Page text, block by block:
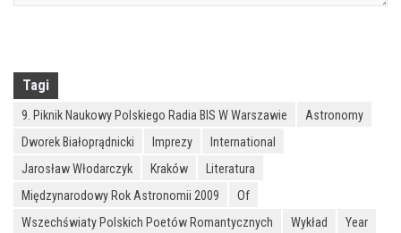
Tagi
9. Piknik Naukowy Polskiego Radia BIS W Warszawie
Astronomy
Dworek Białoprądnicki
Imprezy
International
Jarosław Włodarczyk
Kraków
Literatura
Międzynarodowy Rok Astronomii 2009
Of
Wszechświaty Polskich Poetów Romantycznych
Wykład Year